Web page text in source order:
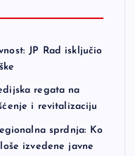
JP Rad isključio
regata na
i revitalizaciju
sprdnja: Ko
izvedene javne